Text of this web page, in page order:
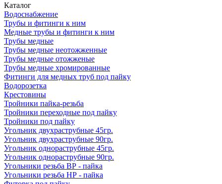
Каталог
Водоснабжение
Трубы и фитинги к ним
Медные трубы и фитинги к ним
Трубы медные
Трубы медные неотожженные
Трубы медные отожженые
Трубы медные хромированные
Фитинги для медных труб под пайку
Водорозетка
Крестовины
Тройники пайка-резьба
Тройники переходные под пайку
Тройники под пайку
Угольник двухраструбные 45гр.
Угольник двухраструбные 90гр.
Угольник однораструбные 45гр.
Угольник однораструбные 90гр.
Угольники резьба ВР - пайка
Угольники резьба НР - пайка